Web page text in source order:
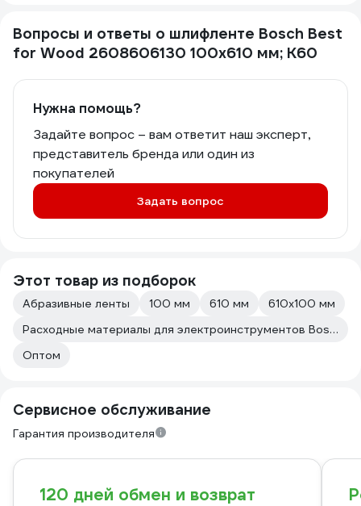
Вопросы и ответы о шлифленте Bosch Best
for Wood 2608606130 100х610 мм; К60
Нужна помощь?
Задайте вопрос – вам ответит наш эксперт,
представитель бренда или один из
покупателей
Задать вопрос
Этот товар из подборок
Абразивные ленты 100 мм 610 мм
610х100 мм
Расходные материалы для электроинструментов Bosch
Оптом
Сервисное обслуживание
Гарантия производителя
120 дней обмен и возврат